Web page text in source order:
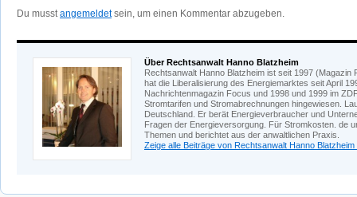
Du musstangemeldetsein, um einen Kommentar abzugeben.
Über Rechtsanwalt Hanno Blatzheim
Rechtsanwalt Hanno Blatzheim ist seit 1997
hat die Liberalisierung des Energiemarktes seit April
Nachrichtenmagazin Focus und 1998 und 1999 im
Stromtarifen und Stromabrechnungen hingewiesen.
Deutschland. Er berät Energieverbraucher und
Fragen der Energieversorgung. Für Stromkosten. de
Themen und berichtet aus der anwaltlichen Praxis.
Zeige alle Beiträge von Rechtsanwalt Hanno Blatzheim